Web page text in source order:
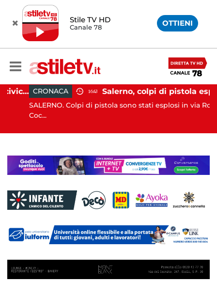
Stile TV HD
Canale 78 OTTIENI
Capaccio Paestum, assise civica drammatica: Paolino senza numeri, Comune a rischio scioglimento CRONACA 16:43 Salerno, colpi di pistola esplosi a Pastena: paura tra i residenti
SALERNO. Colpi di pistola sono stati esplosi in via Rocco
Coc...